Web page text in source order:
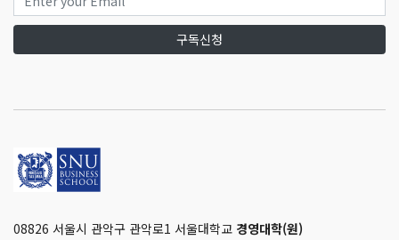
구독신청
08826 서울시 관악구 관악로1 서울대학교 경영대학(원)